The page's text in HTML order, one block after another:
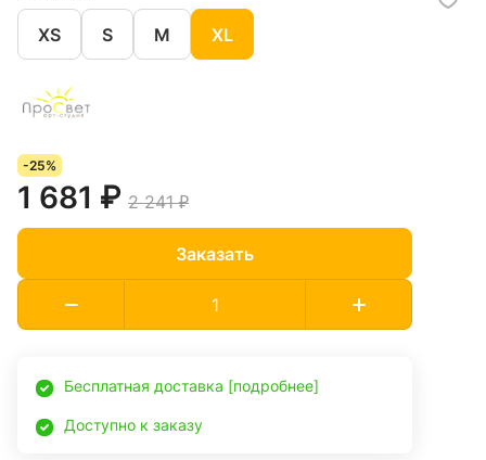
XS S M XL
-25%
1 681 ₽ 2 241 ₽
Заказать
Бесплатная доставка [подробнее]
Доступно к заказу